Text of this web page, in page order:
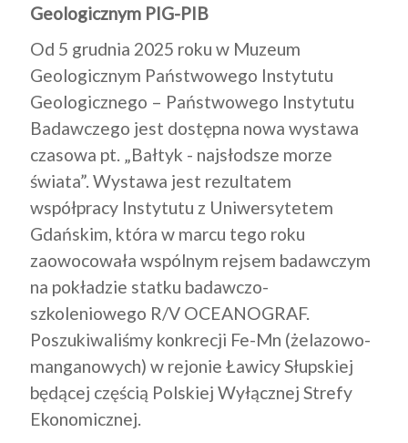
Geologicznym PIG-PIB
Od 5 grudnia 2025 roku w Muzeum
Geologicznym Państwowego Instytutu
Geologicznego – Państwowego Instytutu
Badawczego jest dostępna nowa wystawa
czasowa pt. „Bałtyk - najsłodsze morze
świata”. Wystawa jest rezultatem
współpracy Instytutu z Uniwersytetem
Gdańskim, która w marcu tego roku
zaowocowała wspólnym rejsem badawczym
na pokładzie statku badawczo-
szkoleniowego R/V OCEANOGRAF.
Poszukiwaliśmy konkrecji Fe-Mn (żelazowo-
manganowych) w rejonie Ławicy Słupskiej
będącej częścią Polskiej Wyłącznej Strefy
Ekonomicznej.